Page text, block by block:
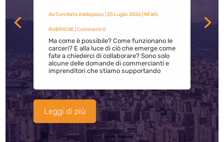
da Comitato Addiopizzo| 25 Luglio 2026| NEWS,
RUBRICHE| Commenti 0
Ma come è possibile? Come funzionano le
carceri? E alla luce di ciò che emerge come
fate a chiederci di collaborare? Sono solo
alcune delle domande di commercianti e
imprenditori che stiamo supportando
Leggi di più